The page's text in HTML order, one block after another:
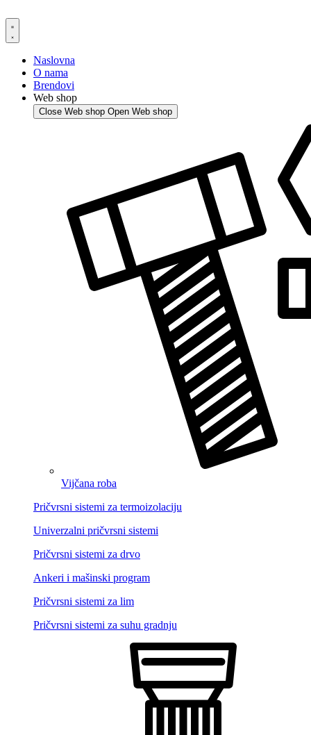
to
content
Naslovna
O nama
Brendovi
Web shop
Close Web shop Open Web shop
Vijčana roba
Pričvrsni sistemi za termoizolaciju
Univerzalni pričvrsni sistemi
Pričvrsni sistemi za drvo
Ankeri i mašinski program
Pričvrsni sistemi za lim
Pričvrsni sistemi za suhu gradnju